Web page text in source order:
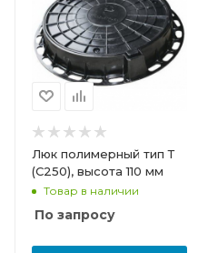
Люк полимерный тип Т
(С250), высота 110 мм
Товар в наличии
По запросу